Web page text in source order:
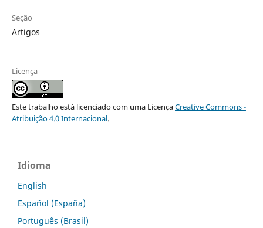
Seção
Artigos
Licença
Este trabalho está licenciado com uma LicençaCreative Commons -
Atribuição 4.0 Internacional.
Idioma
English
Español (España)
Português (Brasil)